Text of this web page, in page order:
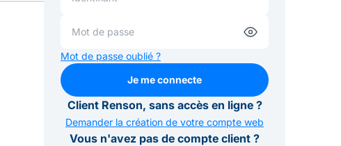
Mot de passe oublié ?
Je me connecte
Client Renson, sans accès en ligne ?
Demander la création de votre compte web
Vous n'avez pas de compte client ?